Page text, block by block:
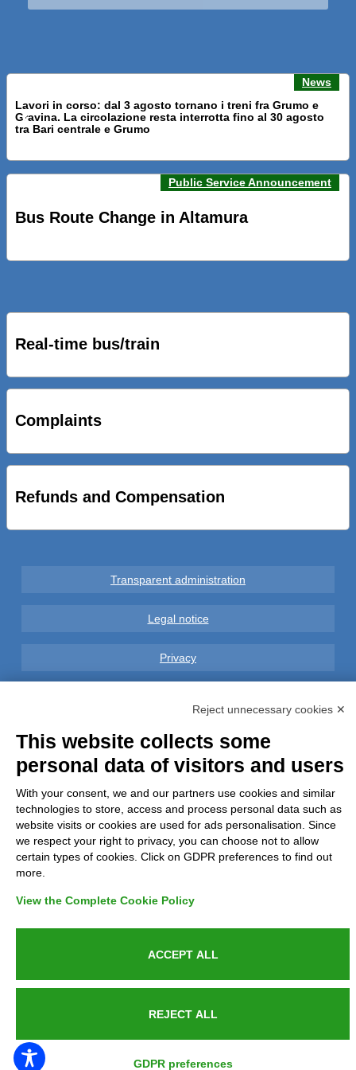
PUBLIC SERVICE ANNOUNCEMENT
News
Lavori in corso: dal 3 agosto tornano i treni fra Grumo e
Gravina. La circolazione resta interrotta fino al 30 agosto
tra Bari centrale e Grumo
PRESENTATI A BARI NUOVI SERVIZI FALMAPS E LIVECHAT.
IL TUO BUS ED IL TUO TRENO
CICLOPEDONALE FAL CONSEGNA ALLA CITTA’ LE NOVE
OPERE DEL PROGETTO
AL VIA SERVIZIO DI BIKE SHARING A POTENZA CON
VAIMOO PER UTENTI FAL SCONTI SULL’UTILIZZO DELLE
Previous news Next
Public Service Announcement
Bus Route Change in Altamura
Real-time bus/train
Complaints
Refunds and Compensation
Transparent administration
Legal notice
Privacy
Complaints
Refunds and Indemnities
Contacts
Azienda certificata UNI EN ISO 9001:2015
P.IVA 05538100727 - C.so Italia n.8 70123, BARI
Reject unnecessary cookies ✕
This website collects some
personal data of visitors and users
With your consent, we and our partners use cookies and similar
technologies to store, access and process personal data such as
website visits or cookies are used for ads personalisation. Since
we respect your right to privacy, you can choose not to allow
certain types of cookies. Click on GDPR preferences to find out
more.
View the Complete Cookie Policy
ACCEPT ALL
REJECT ALL
GDPR preferences